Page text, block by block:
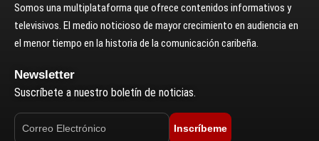
Somos una multiplataforma que ofrece contenidos informativos y
televisivos. El medio noticioso de mayor crecimiento en audiencia en
el menor tiempo en la historia de la comunicación caribeña.
Newsletter
Suscríbete a nuestro boletín de noticias.
Inscríbeme